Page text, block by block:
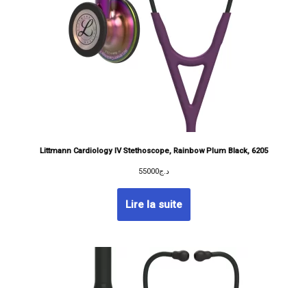
Littmann Cardiology IV Stethoscope, Rainbow Plum Black, 6205
د.ج55000
Lire la suite